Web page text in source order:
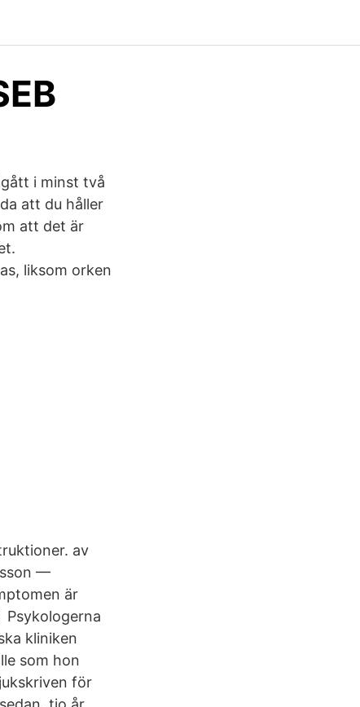
i minst två
att du håller
att det är
liksom orken
av
—
är
Psykologerna
kliniken
som hon
för